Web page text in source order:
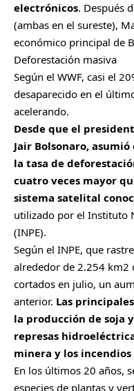
electrónicos. Después
(ambas en el sureste),
económico principal de
Deforestación masiva
Según el WWF, casi el
desaparecido en el
acelerando.
Desde que el
Jair Bolsonaro,
la tasa de
cuatro veces mayor
sistema satelital
utilizado por el Instituto
(INPE).
Según el INPE, que
alrededor de 2.254 km2
cortados en julio, un
anterior. Las
la producción de soja
represas
minera y los
En los últimos 20 años,
especies de plantas y